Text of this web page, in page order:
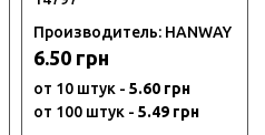
Производитель: HANWAY
6.50 грн
от 10 штук - 5.60 грн
от 100 штук - 5.49 грн